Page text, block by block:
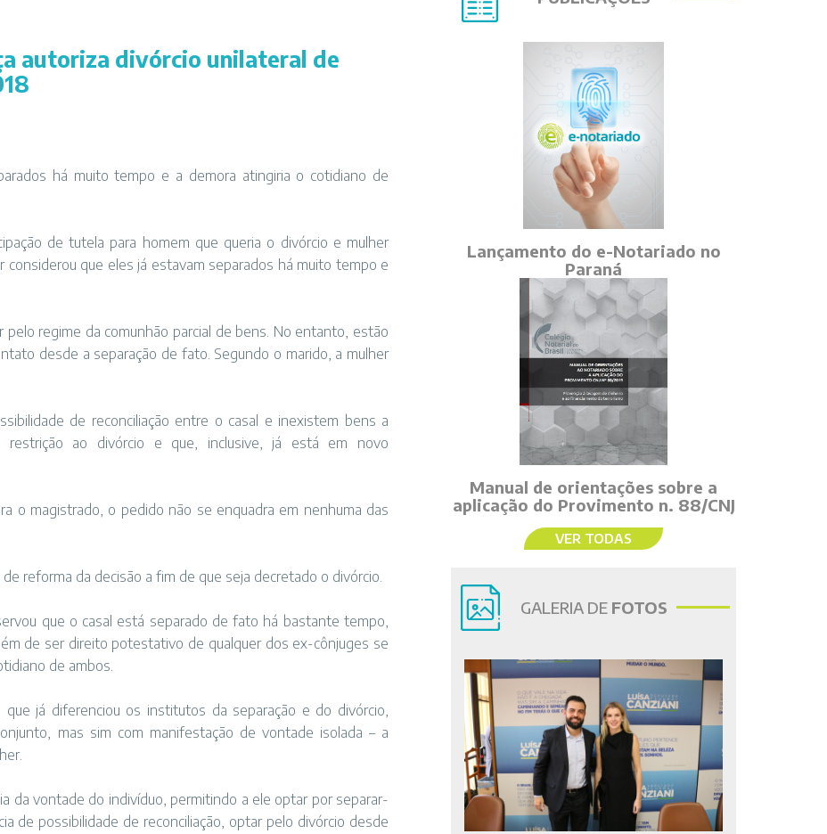
autoriza divórcio unilateral de
há muito tempo e a demora atingiria o cotidiano de
de tutela para homem que queria o divórcio e mulher
considerou que eles já estavam separados há muito tempo e
regime da comunhão parcial de bens. No entanto, estão
desde a separação de fato. Segundo o marido, a mulher
de reconciliação entre o casal e inexistem bens a
restrição ao divórcio e que, inclusive, já está em novo
o magistrado, o pedido não se enquadra em nenhuma das
reforma da decisão a fim de que seja decretado o divórcio.
que o casal está separado de fato há bastante tempo,
de ser direito potestativo de qualquer dos ex-cônjuges se
de ambos.
já diferenciou os institutos da separação e do divórcio,
mas sim com manifestação de vontade isolada – a
da vontade do indivíduo, permitindo a ele optar por separar-
de possibilidade de reconciliação, optar pelo divórcio desde
Lançamento do e-Notariado no
Paraná
Manual de orientações sobre a
aplicação do Provimento n. 88/CNJ
VER TODAS
GALERIA DE FOTOS